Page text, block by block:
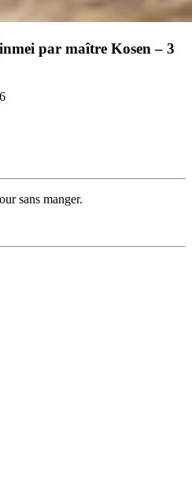
par maître Kosen – 3
sans manger.